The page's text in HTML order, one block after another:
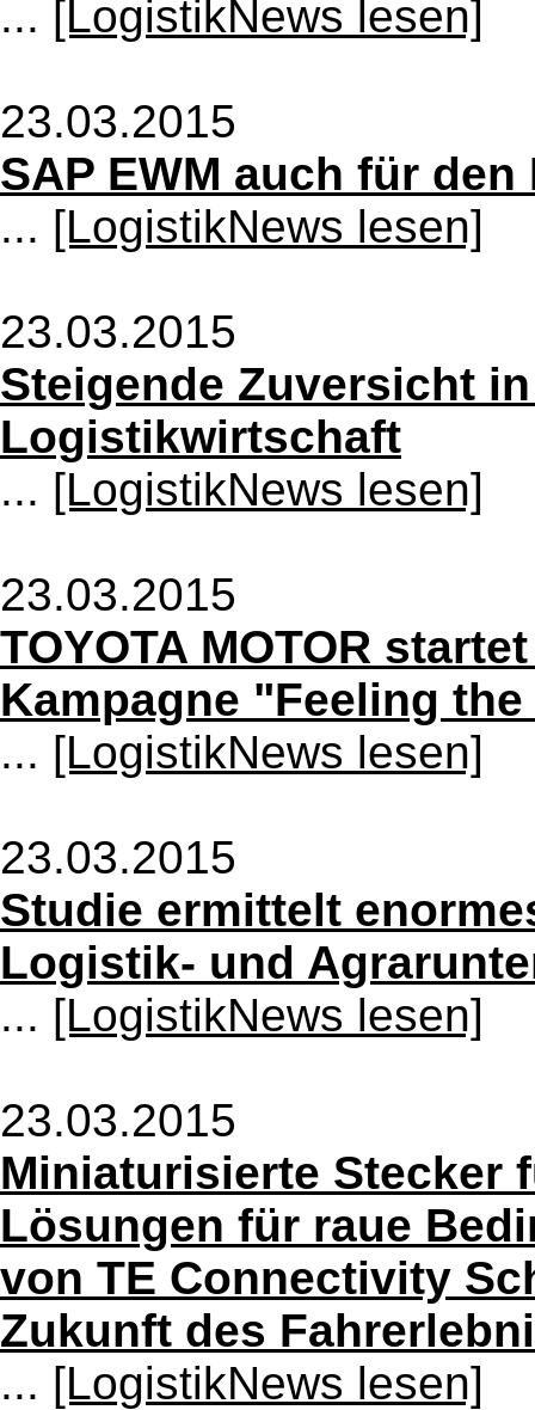
... [LogistikNews lesen]
23.03.2015
SAP EWM auch für
... [LogistikNews lesen]
23.03.2015
Steigende Zuversicht
Logistikwirtschaft
... [LogistikNews lesen]
23.03.2015
TOYOTA MOTOR
Kampagne "Feeling
... [LogistikNews lesen]
23.03.2015
Studie ermittelt
Logistik- und
... [LogistikNews lesen]
23.03.2015
Miniaturisierte Stecker
Lösungen für raue
von TE Connectivity
Zukunft des
... [LogistikNews lesen]